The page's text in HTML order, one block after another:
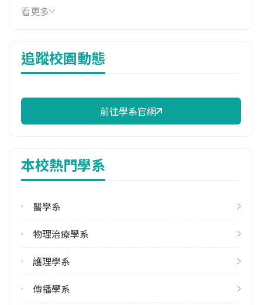
114年學費
36,000 元/學期
11,800 元/學期
114年註冊率
113學年度上學期
113學年度下學期
1
學系電話
花蓮縣花蓮市建國路二段880號
看更多
追蹤校園動態
前往學系官網
本校熱門學系
醫學系
物理治療學系
護理學系
傳播學系